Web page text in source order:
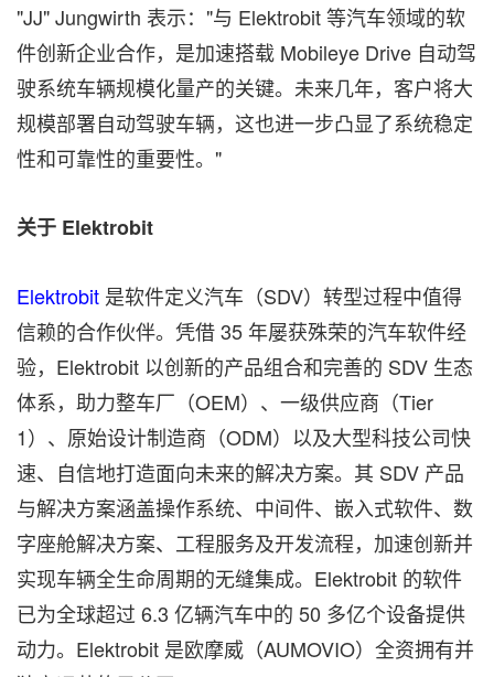
"JJ" Jungwirth 表示："与 Elektrobit 等汽车领域的软
件创新企业合作，是加速搭载 Mobileye Drive 自动驾
驶系统车辆规模化量产的关键。未来几年，客户将大
规模部署自动驾驶车辆，这也进一步凸显了系统稳定
性和可靠性的重要性。"
关于 Elektrobit
Elektrobit 是软件定义汽车（SDV）转型过程中值得
信赖的合作伙伴。凭借 35 年屡获殊荣的汽车软件经
验，Elektrobit 以创新的产品组合和完善的 SDV 生态
体系，助力整车厂（OEM）、一级供应商（Tier
1）、原始设计制造商（ODM）以及大型科技公司快
速、自信地打造面向未来的解决方案。其 SDV 产品
与解决方案涵盖操作系统、中间件、嵌入式软件、数
字座舱解决方案、工程服务及开发流程，加速创新并
实现车辆全生命周期的无缝集成。Elektrobit 的软件
已为全球超过 6.3 亿辆汽车中的 50 多亿个设备提供
动力。Elektrobit 是欧摩威（AUMOVIO）全资拥有并